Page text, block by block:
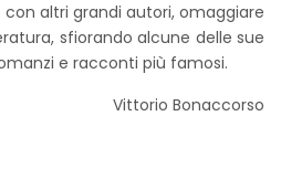
altri grandi autori, omaggiare
sfiorando alcune delle sue
e racconti più famosi.
Vittorio Bonaccorso